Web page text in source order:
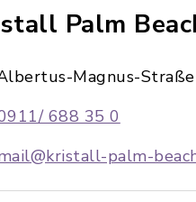
Palm
Magnus-
688 35 0
palm-